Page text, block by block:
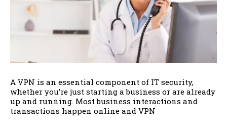
A VPN is an essential component of IT security,
whether you’re just starting a business or are already
up and running. Most business interactions and
transactions happen online and VPN